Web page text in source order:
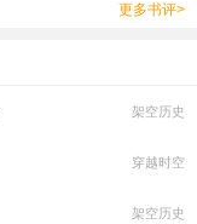
更多书评>
架空历史
穿越时空
架空历史